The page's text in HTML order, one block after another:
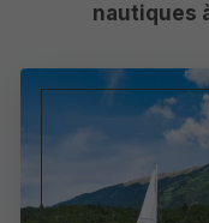
nautiques